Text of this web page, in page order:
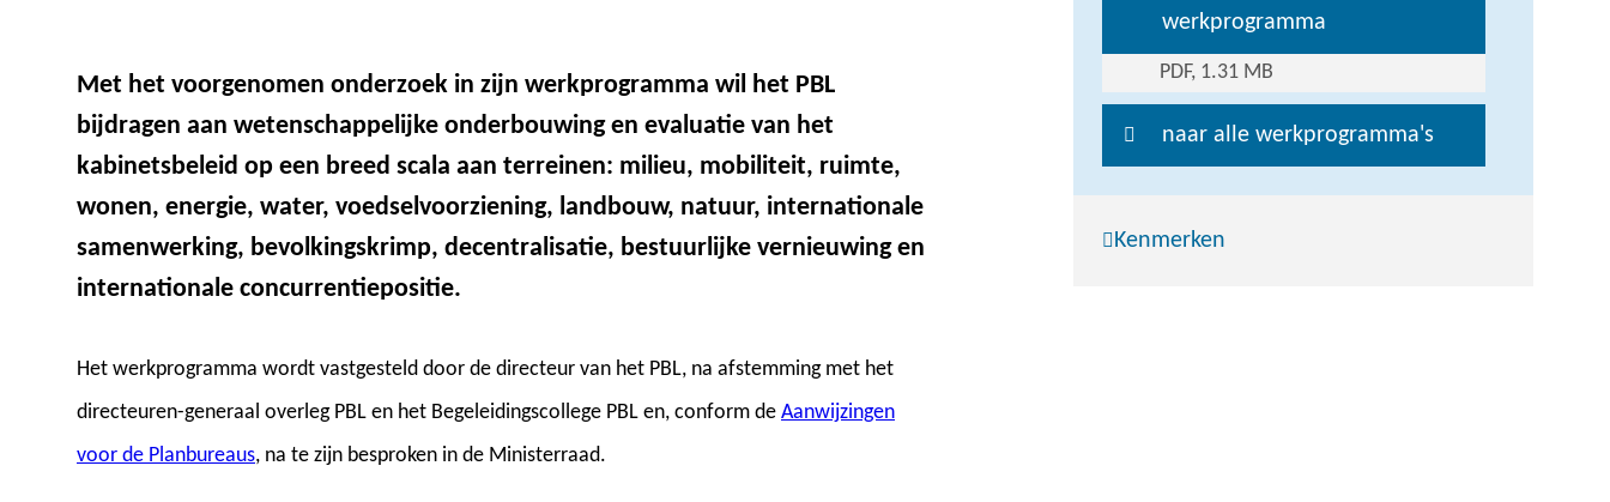
PDF, 1.31 MB
werkprogramma
naar alle werkprogramma's
Kenmerken
Met het voorgenomen onderzoek in zijn werkprogramma wil het PBL
bijdragen aan wetenschappelijke onderbouwing en evaluatie van het
kabinetsbeleid op een breed scala aan terreinen: milieu, mobiliteit, ruimte,
wonen, energie, water, voedselvoorziening, landbouw, natuur, internationale
samenwerking, bevolkingskrimp, decentralisatie, bestuurlijke vernieuwing en
internationale concurrentiepositie.
Het werkprogramma wordt vastgesteld door de directeur van het PBL, na afstemming met het
directeuren-generaal overleg PBL en het Begeleidingscollege PBL en, conform de Aanwijzingen
voor de Planbureaus, na te zijn besproken in de Ministerraad.